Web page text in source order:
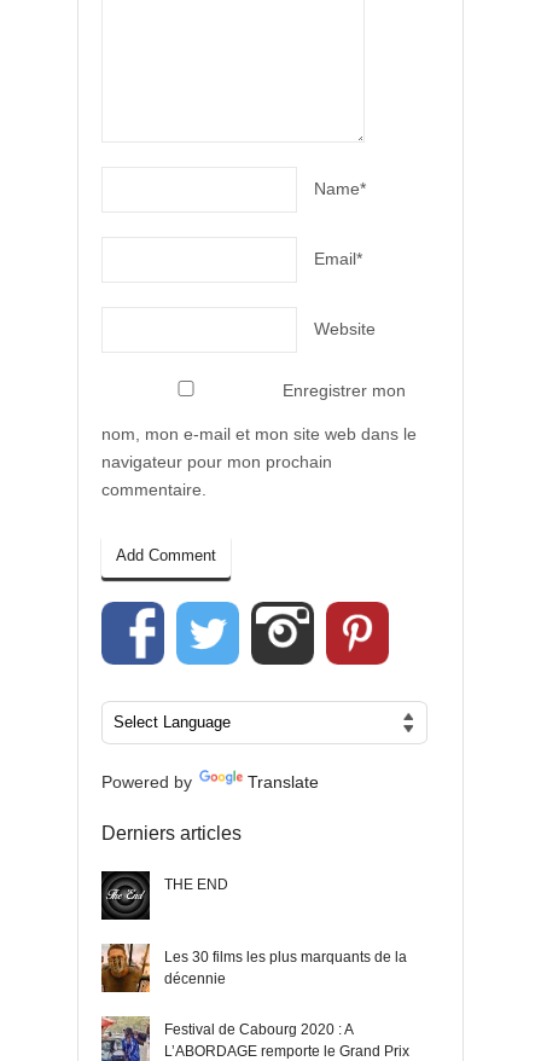
Name*
Email*
Website
Enregistrer mon
nom, mon e-mail et mon site web dans le
navigateur pour mon prochain
commentaire.
Powered by Translate
Derniers articles
THE END
Les 30 films les plus marquants de la
décennie
Festival de Cabourg 2020 : A
L’ABORDAGE remporte le Grand Prix